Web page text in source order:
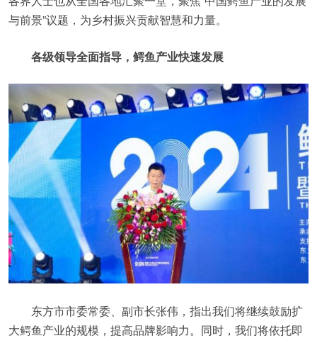
与前景”议题，为乡村振兴贡献智慧和力量。
各级领导全面指导，鳄鱼产业快速发展
东方市市委常委、副市长张伟，指出我们将继续鼓励扩
大鳄鱼产业的规模，提高品牌影响力。同时，我们将依托即